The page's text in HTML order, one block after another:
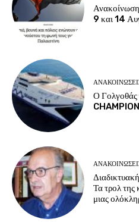
Ανακοίνωση
9 και 14
Ο Γολγοθάς
Τα τρολ της
μιας